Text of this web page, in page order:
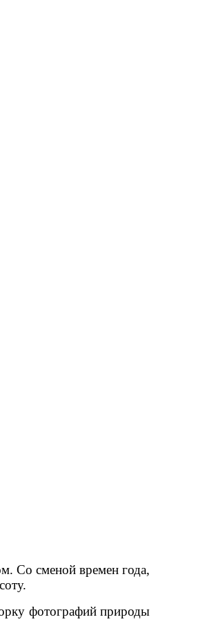
Со сменой времен года,
фотографий природы